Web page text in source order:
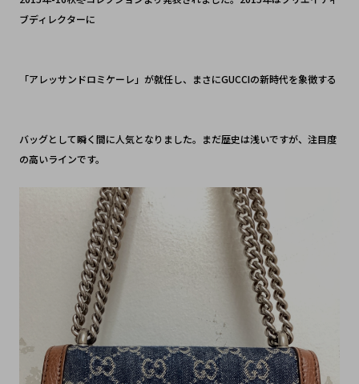
ブディレクターに
「アレッサンドロミケーレ」が就任し、まさにGUCCIの新時代を象徴する
バッグとして瞬く間に人気となりました。まだ歴史は浅いですが、注目度
の高いラインです。